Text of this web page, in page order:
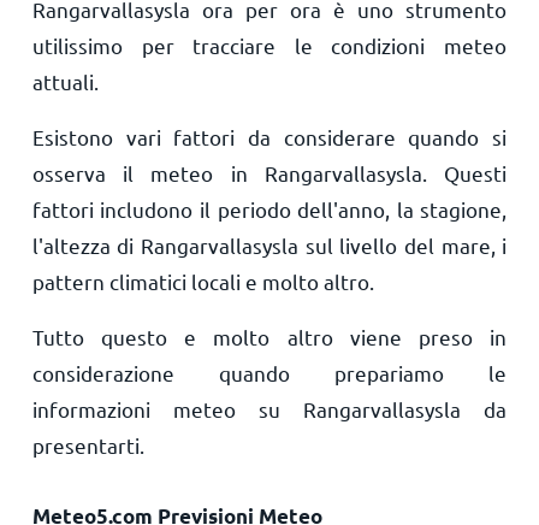
Rangarvallasysla ora per ora è uno strumento
utilissimo per tracciare le condizioni meteo
attuali.
Esistono vari fattori da considerare quando si
osserva il meteo in Rangarvallasysla. Questi
fattori includono il periodo dell'anno, la stagione,
l'altezza di Rangarvallasysla sul livello del mare, i
pattern climatici locali e molto altro.
Tutto questo e molto altro viene preso in
considerazione quando prepariamo le
informazioni meteo su Rangarvallasysla da
presentarti.
Meteo5.com Previsioni Meteo